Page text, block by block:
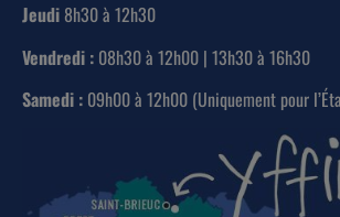
Jeudi 8h30 à 12h30
Vendredi : 08h30 à 12h00 | 13h30 à 16h30
Samedi : 09h00 à 12h00 (Uniquement pour